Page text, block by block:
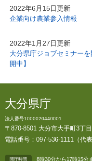
2022年6月15日更新
企業向け農業参入情報
2022年1月27日更新
大分県庁ジョブセミナー
開中】
大分県庁
法人番号1000020440001
〒870-8501 大分市大手町3丁
電話番号：097-536-1111（代表
開庁時間 8時30分から17時15分